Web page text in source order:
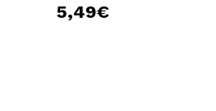
5,49€